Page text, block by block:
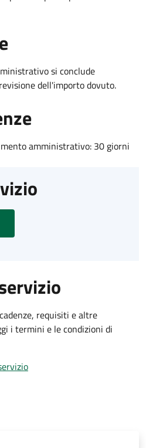
si conclude
dell'importo dovuto.
amministrativo: 30 giorni
requisiti e altre
i termini e le condizioni di